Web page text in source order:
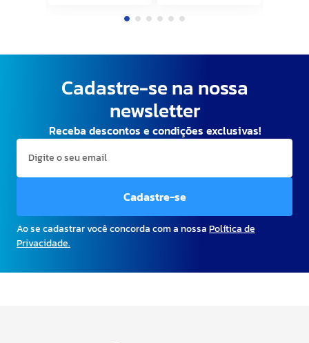
Kapazi
Cadastre-se na nossa
newsletter
Receba descontos e condições exclusivas!
Cadastre-se
Ao se cadastrar você concorda com a nossaPolítica de
Privacidade.